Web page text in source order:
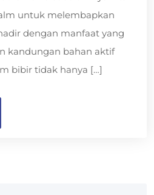
untuk melembapkan
dengan manfaat yang
kandungan bahan aktif
bibir tidak hanya […]